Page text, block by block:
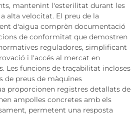
mantenint l'esterilitat durant les
alta velocitat. El preu de la
d'aigua comprèn documentació
de conformitat que demostren
reguladores, simplificant
i l'accés al mercat en
Les funcions de traçabilitat incloses
de preus de màquines
proporcionen registres detallats de
ampolles concretes amb els
permetent una resposta